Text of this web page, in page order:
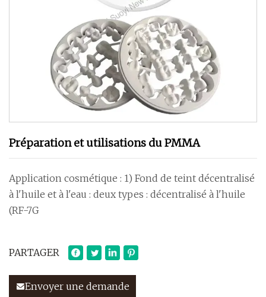
Préparation et utilisations du PMMA
Application cosmétique : 1) Fond de teint décentralisé
à l'huile et à l'eau : deux types : décentralisé à l'huile
(RF-7G
PARTAGER
Envoyer une demande